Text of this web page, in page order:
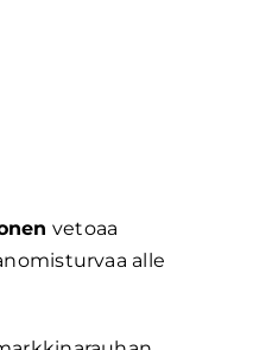
vetoaa
alle